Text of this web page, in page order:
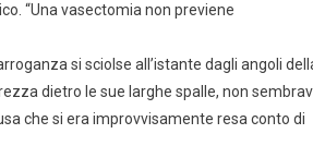
“Una vasectomia non previene
si sciolse all’istante dagli angoli
dietro le sue larghe spalle, non
che si era improvvisamente resa conto di